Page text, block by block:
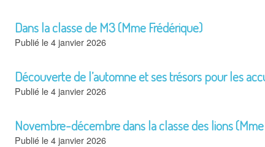
Dans la classe de M3 (Mme Frédérique)
4 janvier 2026
Découverte de l’automne et ses trésors pour les
4 janvier 2026
Novembre-décembre dans la classe des lions
4 janvier 2026